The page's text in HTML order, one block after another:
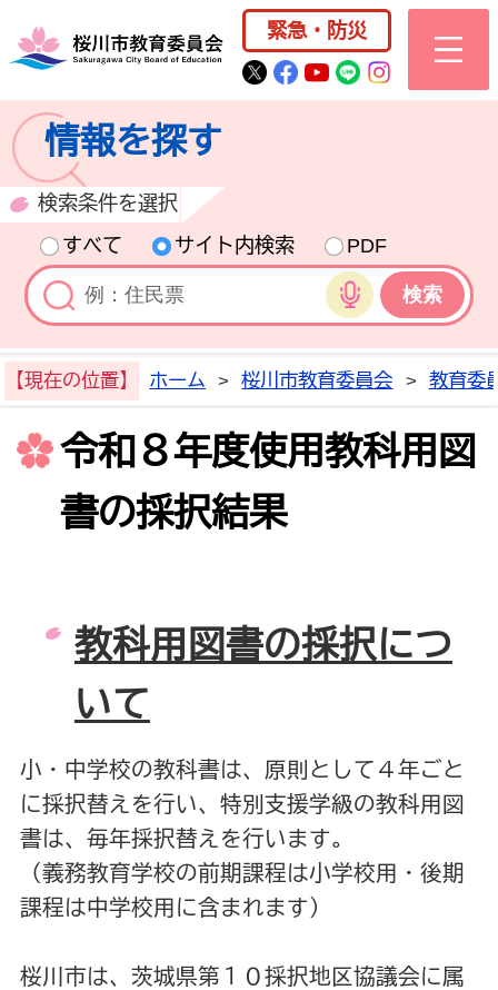
桜川市公式ホー
緊急・防災
桜川市公式Twitter
桜川市公式
桜川市公式
桜川市公式
情報を探す
検索条件を選択
すべて
サイト内検索
PDF
音声検索
【現在の位置】 ホーム > 桜川市教育委員会 > 教育委
令和８年度使用教科用図
書の採択結果
教科用図書の採択につ
いて
小・中学校の教科書は、原則として４年ごと
に採択替えを行い、特別支援学級の教科用図
書は、毎年採択替えを行います。
（義務教育学校の前期課程は小学校用・後期
課程は中学校用に含まれます）
桜川市は、茨城県第１０採択地区協議会に属